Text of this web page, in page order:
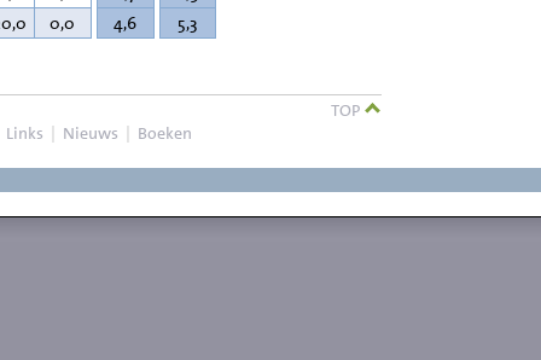
0,0 4,6 5,3
TOP
Links | Nieuws | Boeken